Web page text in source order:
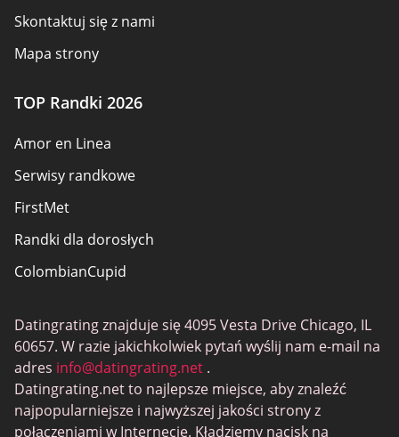
Skontaktuj się z nami
Mapa strony
TOP Randki 2026
Amor en Linea
Serwisy randkowe
FirstMet
Randki dla dorosłych
ColombianCupid
MeetMindful
Randki BDSM
BBPeopleMeet
Witryny Sugar Daddy
Datingrating znajduje się 4095 Vesta Drive Chicago, IL
60657. W razie jakichkolwiek pytań wyślij nam e-mail na
adres info@datingrating.net .
Datingrating.net to najlepsze miejsce, aby znaleźć
najpopularniejsze i najwyższej jakości strony z
połączeniami w Internecie. Kładziemy nacisk na